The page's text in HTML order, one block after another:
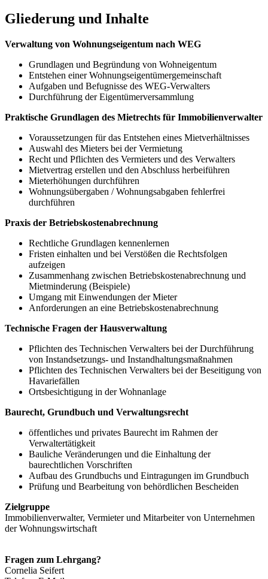
Gliederung und Inhalte
Verwaltung von Wohnungseigentum nach WEG
Grundlagen und Begründung von Wohneigentum
Entstehen einer Wohnungseigentümergemeinschaft
Aufgaben und Befugnisse des WEG-Verwalters
Durchführung der Eigentümerversammlung
Praktische Grundlagen des Mietrechts für Immobilienverwalter
Voraussetzungen für das Entstehen eines Mietverhältnisses
Auswahl des Mieters bei der Vermietung
Recht und Pflichten des Vermieters und des Verwalters
Mietvertrag erstellen und den Abschluss herbeiführen
Mieterhöhungen durchführen
Wohnungsübergaben / Wohnungsabgaben fehlerfrei
durchführen
Praxis der Betriebskostenabrechnung
Rechtliche Grundlagen kennenlernen
Fristen einhalten und bei Verstößen die Rechtsfolgen
aufzeigen
Zusammenhang zwischen Betriebskostenabrechnung und
Mietminderung (Beispiele)
Umgang mit Einwendungen der Mieter
Anforderungen an eine Betriebskostenabrechnung
Technische Fragen der Hausverwaltung
Pflichten des Technischen Verwalters bei der Durchführung
von Instandsetzungs- und Instandhaltungsmaßnahmen
Pflichten des Technischen Verwalters bei der Beseitigung von
Havariefällen
Ortsbesichtigung in der Wohnanlage
Baurecht, Grundbuch und Verwaltungsrecht
öffentliches und privates Baurecht im Rahmen der
Verwaltertätigkeit
Bauliche Veränderungen und die Einhaltung der
baurechtlichen Vorschriften
Aufbau des Grundbuchs und Eintragungen im Grundbuch
Prüfung und Bearbeitung von behördlichen Bescheiden
Zielgruppe
Immobilienverwalter, Vermieter und Mitarbeiter von Unternehmen
der Wohnungswirtschaft
Fragen zum Lehrgang?
Cornelia Seifert